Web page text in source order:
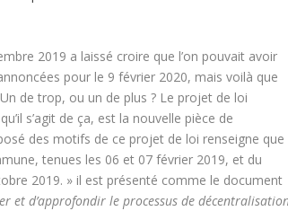
2019 a laissé croire que l’on pouvait avoir
pour le 9 février 2020, mais voilà que
de trop, ou un de plus ? Le projet de loi
s’agit de ça, est la nouvelle pièce de
des motifs de ce projet de loi renseigne que
tenues les 06 et 07 février 2019, et du
2019. » il est présenté comme le document
et d’approfondir le processus de